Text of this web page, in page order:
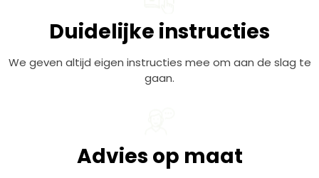
Duidelijke instructies
We geven altijd eigen instructies mee om aan de slag te
gaan.
Advies op maat